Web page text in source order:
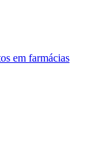
em farmácias